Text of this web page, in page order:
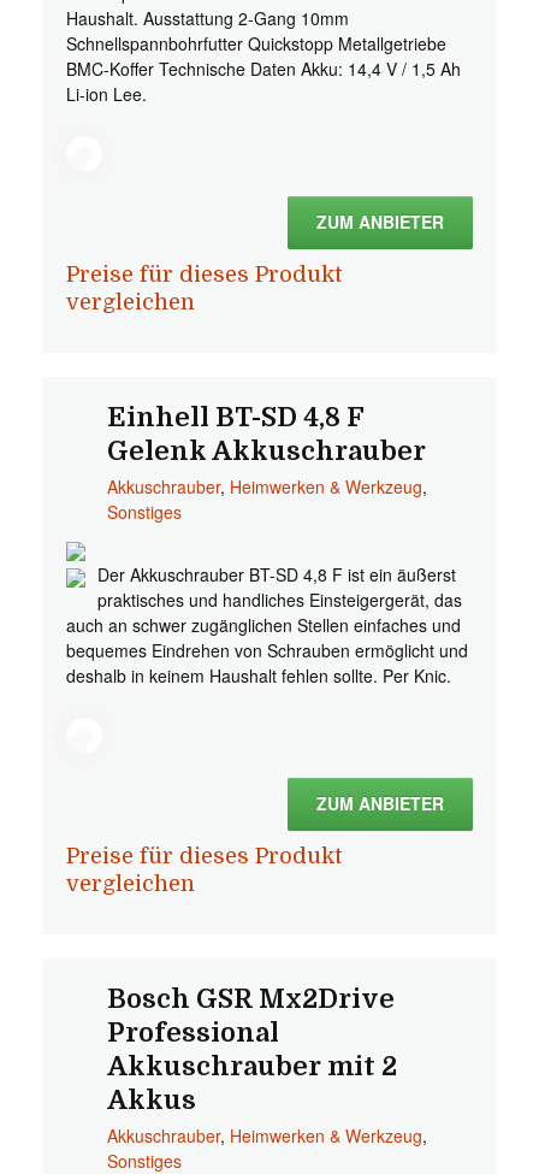
Haushalt. Ausstattung 2-Gang 10mm
Schnellspannbohrfutter Quickstopp Metallgetriebe
BMC-Koffer Technische Daten Akku: 14,4 V / 1,5 Ah
Li-ion Lee.
ZUM ANBIETER
Preise für dieses Produkt
vergleichen
Einhell BT-SD 4,8 F
Gelenk Akkuschrauber
Akkuschrauber, Heimwerken & Werkzeug,
Sonstiges
Der Akkuschrauber BT-SD 4,8 F ist ein äußerst
praktisches und handliches Einsteigergerät, das
auch an schwer zugänglichen Stellen einfaches und
bequemes Eindrehen von Schrauben ermöglicht und
deshalb in keinem Haushalt fehlen sollte. Per Knic.
ZUM ANBIETER
Preise für dieses Produkt
vergleichen
Bosch GSR Mx2Drive
Professional
Akkuschrauber mit 2
Akkus
Akkuschrauber, Heimwerken & Werkzeug,
Sonstiges